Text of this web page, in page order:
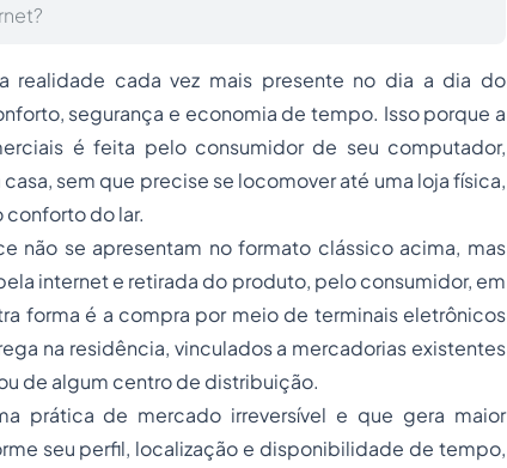
realidade cada vez mais presente no dia a dia do
segurança e economia de tempo. Isso porque a
é feita pelo consumidor de seu computador,
sem que precise se locomover até uma loja física,
do lar.
não se apresentam no formato clássico acima, mas
internet e retirada do produto, pelo consumidor, em
forma é a compra por meio de terminais eletrônicos
na residência, vinculados a mercadorias existentes
de algum centro de distribuição.
prática de mercado irreversível e que gera maior
seu perfil, localização e disponibilidade de tempo,